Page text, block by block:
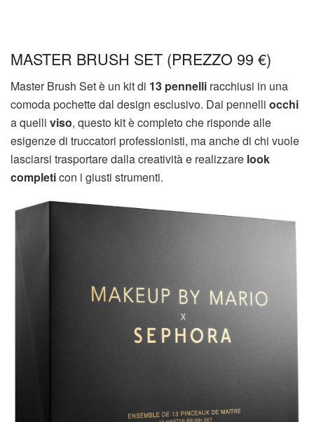
MASTER BRUSH SET (PREZZO 99 €)
Master Brush Set è un kit di 13 pennelli racchiusi in una
comoda pochette dal design esclusivo. Dai pennelli occhi
a quelli viso, questo kit è completo che risponde alle
esigenze di truccatori professionisti, ma anche di chi vuole
lasciarsi trasportare dalla creatività e realizzare look
completicon i giusti strumenti.